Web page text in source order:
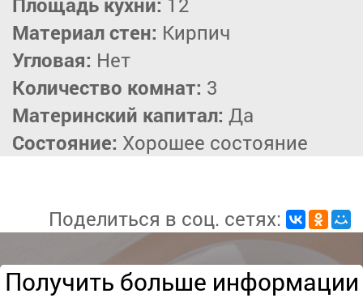
Материал стен: Кирпич
Угловая: Нет
Количество комнат: 3
Материнский капитал: Да
Состояние: Хорошее состояние
Поделиться в соц. сетях:
Получить больше информации